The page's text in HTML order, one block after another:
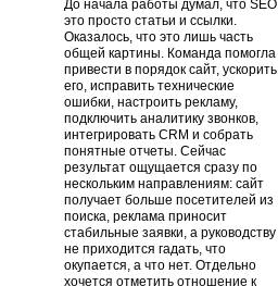
До начала работы думал, что SEO
это просто статьи и ссылки.
Оказалось, что это лишь часть
общей картины. Команда помогла
привести в порядок сайт, ускорить
его, исправить технические
ошибки, настроить рекламу,
подключить аналитику звонков,
интегрировать CRM и собрать
понятные отчеты. Сейчас
результат ощущается сразу по
нескольким направлениям: сайт
получает больше посетителей из
поиска, реклама приносит
стабильные заявки, а руководству
не приходится гадать, что
окупается, а что нет. Отдельно
хочется отметить отношение к